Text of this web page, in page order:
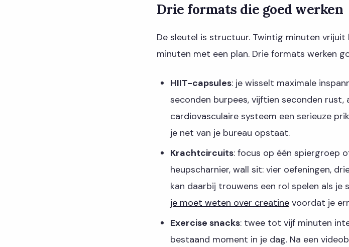
Drie formats die goed werken
De sleutel is structuur. Twintig minuten
minuten met een plan. Drie formats werken
HIIT-capsules: je wisselt maximale
seconden burpees, vijftien seconden
cardiovasculaire systeem een serieuze
je net van je bureau opstaat.
Krachtcircuits: focus op één spiergroep
heupscharnier, wall sit: vier oefeningen,
kan daarbij trouwens een rol spelen als je
je moet weten over creatinevoordat je
Exercise snacks: twee tot vijf minuten
bestaand moment in je dag. Na een